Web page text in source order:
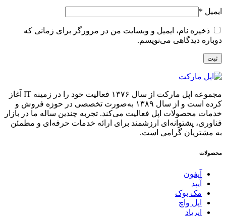
ایمیل *
ذخیره نام، ایمیل و وبسایت من در مرورگر برای زمانی که
دوباره دیدگاهی می‌نویسم.
مجموعه اپل مارکت از سال ۱۳۷۶ فعالیت خود را در زمینه IT آغاز
کرده است و از سال ۱۳۸۹ به‌صورت تخصصی در حوزه فروش و
خدمات محصولات اپل فعالیت می‌کند. تجربه چندین ساله ما در بازار
فناوری، پشتوانه‌ای ارزشمند برای ارائه خدمات حرفه‌ای و مطمئن
به مشتریان گرامی است.
محصولات
آیفون
آیپد
مک بوک
اپل واچ
ایرپاد